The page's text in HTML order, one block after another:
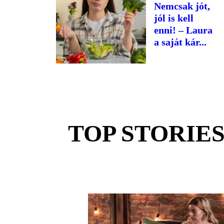
Nemcsak jót,
jól is kell
enni! – Laura
a saját kár...
TOP